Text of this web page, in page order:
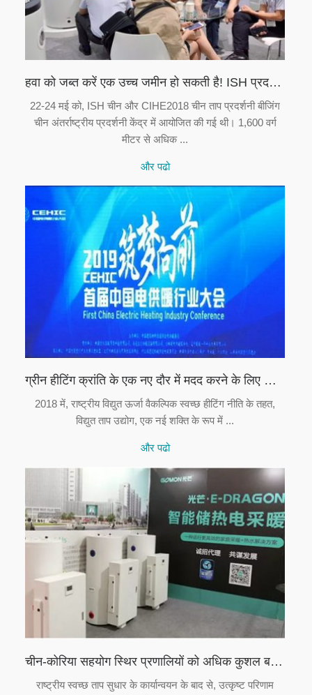
हवा को जब्त करें एक उच्च जमीन हो सकती है! ISH प्रदर्शनी!
22-24 मई को, ISH चीन और CIHE2018 चीन ताप प्रदर्शनी बीजिंग
चीन अंतर्राष्ट्रीय प्रदर्शनी केंद्र में आयोजित की गई थी। 1,600 वर्ग
मीटर से अधिक ...
और पढो
ग्रीन हीटिंग क्रांति के एक नए दौर में मदद करने के लिए गोमो स्मार्ट इलेक्ट्रिक हीटिंग स्टोव
2018 में, राष्ट्रीय विद्युत ऊर्जा वैकल्पिक स्वच्छ हीटिंग नीति के तहत,
विद्युत ताप उद्योग, एक नई शक्ति के रूप में ...
और पढो
चीन-कोरिया सहयोग स्थिर प्रणालियों को अधिक कुशल बनाने के लिए इलेक्ट्रिक हीटिंग बाजार में मदद करता है
राष्ट्रीय स्वच्छ ताप सुधार के कार्यान्वयन के बाद से, उत्कृष्ट परिणाम